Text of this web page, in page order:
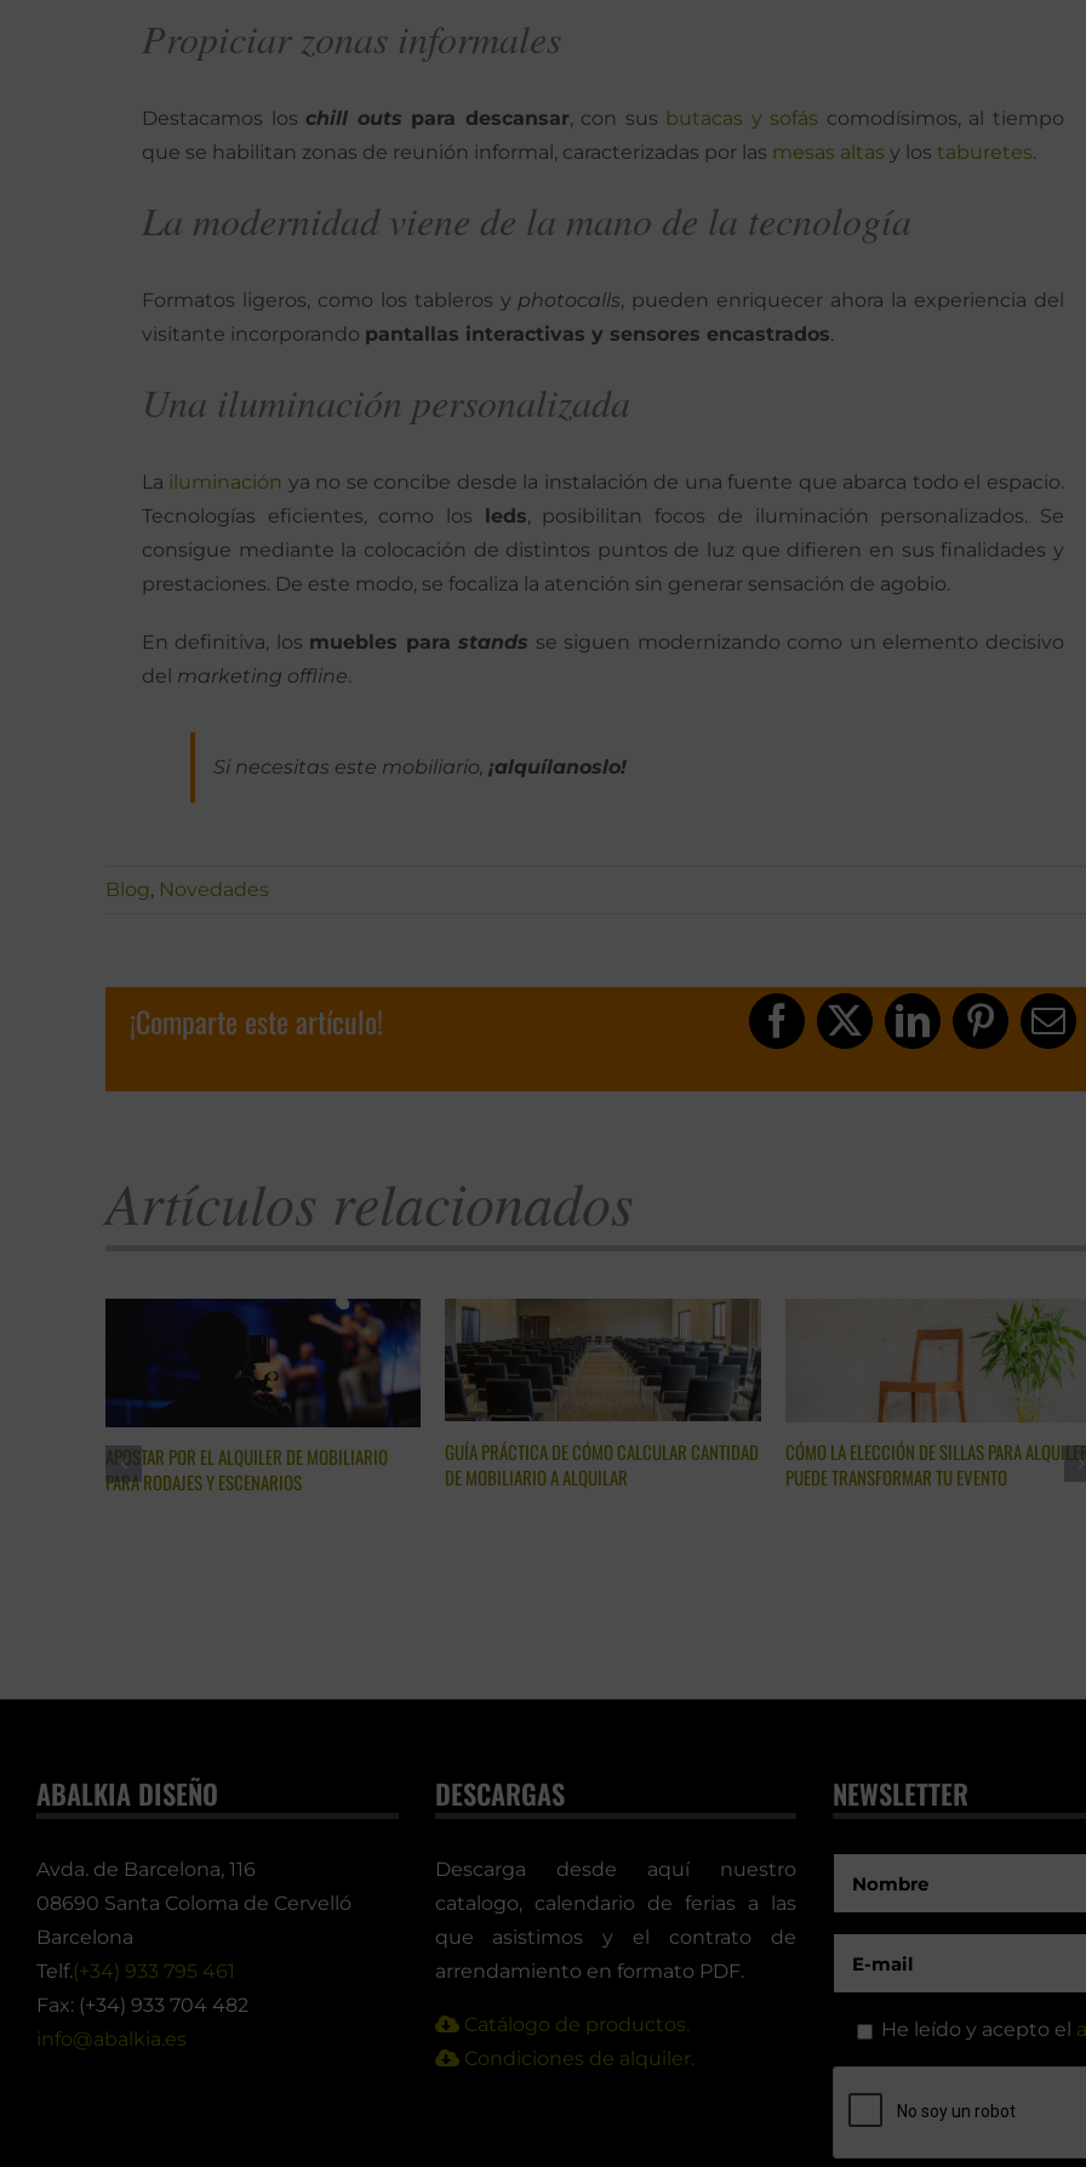
Propiciar zonas informales
Destacamos loschill outs para descansar, con sus butacas y sofás comodísimos, al tiempo
que se habilitan zonas de reunión informal, caracterizadas por las mesas altas y los taburetes.
La modernidad viene de la mano de la tecnología
Formatos ligeros, como los tableros y photocalls, pueden enriquecer ahora la experiencia del
visitante incorporando pantallas interactivas y sensores encastrados.
Una iluminación personalizada
La iluminación ya no se concibe desde la instalación de una fuente que abarca todo el espacio.
Tecnologías eficientes, como los
leds, posibilitan focos de iluminación personalizados. Se
consigue mediante la colocación de distintos puntos de luz que difieren en sus finalidades y
prestaciones. De este modo, se focaliza la atención sin generar sensación de agobio.
En definitiva, los muebles parastands se siguen modernizando como un elemento decisivo
del marketing offline.
Si necesitas este mobiliario, ¡alquílanoslo!
Blog, Novedades
¡Comparte este artículo! Facebook
X LinkedIn
Pinterest
Artículos relacionados
APOSTAR POR EL ALQUILER DE MOBILIARIO
PARA RODAJES Y ESCENARIOS
GUÍA PRÁCTICA DE CÓMO CALCULAR CANTIDAD
DE MOBILIARIO A ALQUILAR
CÓMO LA ELECCIÓN DE SILLAS PARA
PUEDE TRANSFORMAR TU EVENTO
ABALKIA DISEÑO
Avda. de Barcelona, 116
08690 Santa Coloma de Cervelló
Barcelona
Telf.(+34) 933 795 461
Fax: (+34) 933 704 482
info@abalkia.es
DESCARGAS
Descarga desde aquí nuestro
catalogo, calendario de ferias a las
que asistimos y el contrato de
arrendamiento en formato PDF.
Catálogo de productos.
Condiciones de alquiler.
NEWSLETTER
He leído y acepto el